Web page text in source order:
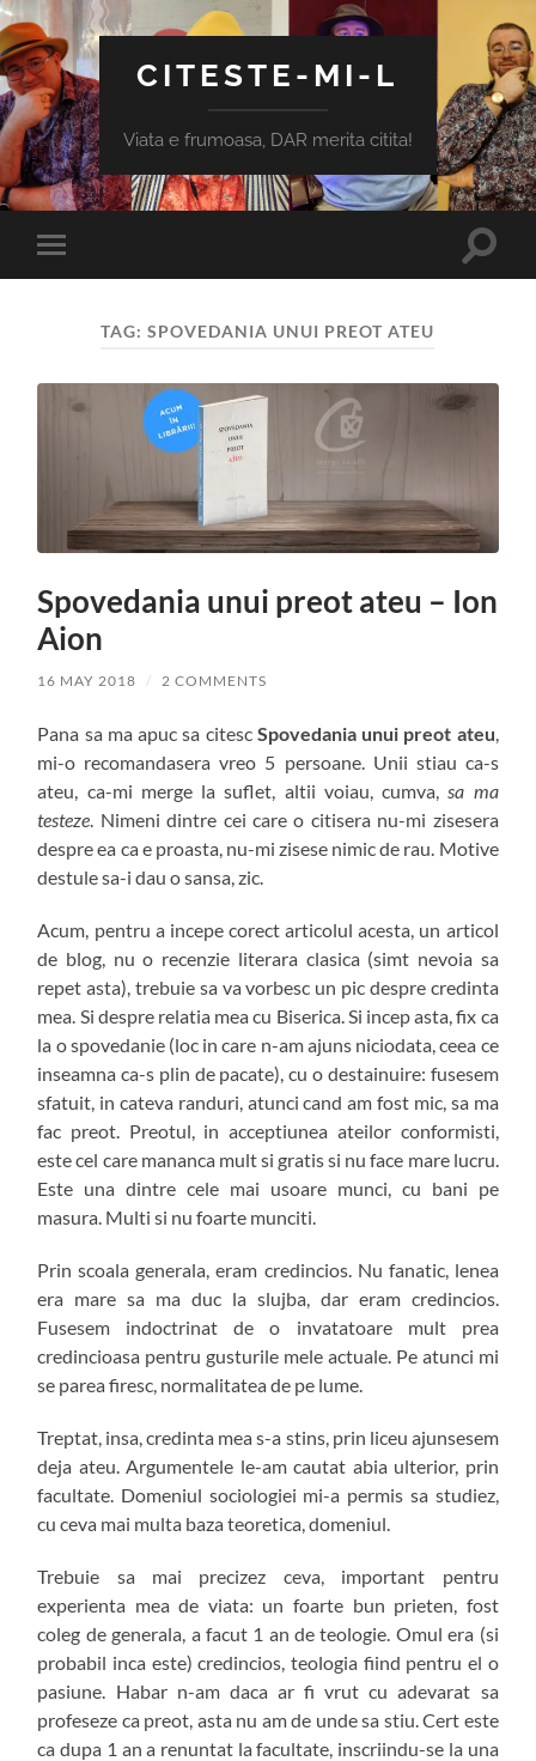
CITESTE-MI-L
Viata e frumoasa, DAR merita citita!
Toggle
mobile
Toggle
TAG:SPOVEDANIA UNUI PREOT ATEU
Spovedania unui preot ateu – Ion
Aion
16 MAY 2018 / 2 COMMENTS
Pana sa ma apuc sa citesc Spovedania unui preot ateu,
mi-o recomandasera vreo 5 persoane. Unii stiau ca-s
ateu, ca-mi merge la suflet, altii voiau, cumva,sa ma
testeze. Nimeni dintre cei care o citisera nu-mi zisesera
despre ea ca e proasta, nu-mi zisese nimic de rau. Motive
destule sa-i dau o sansa, zic.
Acum, pentru a incepe corect articolul acesta, un articol
de blog, nu o recenzie literara clasica (simt nevoia sa
repet asta), trebuie sa va vorbesc un pic despre credinta
mea. Si despre relatia mea cu Biserica. Si incep asta, fix ca
la o spovedanie (loc in care n-am ajuns niciodata, ceea ce
inseamna ca-s plin de pacate), cu o destainuire: fusesem
sfatuit, in cateva randuri, atunci cand am fost mic, sa ma
fac preot. Preotul, in acceptiunea ateilor conformisti,
este cel care mananca mult si gratis si nu face mare lucru.
Este una dintre cele mai usoare munci, cu bani pe
masura. Multi si nu foarte munciti.
Prin scoala generala, eram credincios. Nu fanatic, lenea
era mare sa ma duc la slujba, dar eram credincios.
Fusesem indoctrinat de o invatatoare mult prea
credincioasa pentru gusturile mele actuale. Pe atunci mi
se parea firesc, normalitatea de pe lume.
Treptat, insa, credinta mea s-a stins, prin liceu ajunsesem
deja ateu. Argumentele le-am cautat abia ulterior, prin
facultate. Domeniul sociologiei mi-a permis sa studiez,
cu ceva mai multa baza teoretica, domeniul.
Trebuie sa mai precizez ceva, important pentru
experienta mea de viata: un foarte bun prieten, fost
coleg de generala, a facut 1 an de teologie. Omul era (si
probabil inca este) credincios, teologia fiind pentru el o
pasiune. Habar n-am daca ar fi vrut cu adevarat sa
profeseze ca preot, asta nu am de unde sa stiu. Cert este
ca dupa 1 an a renuntat la facultate, inscriindu-se la una